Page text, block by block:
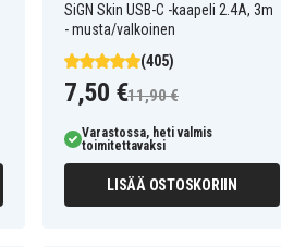
SiGN Skin USB-C -kaapeli 2.4A, 3m
- musta/valkoinen
(405)
7,50 €11,90 €
Varastossa, heti valmis
toimitettavaksi
LISÄÄ OSTOSKORIIN